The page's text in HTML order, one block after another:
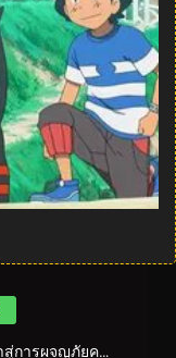
ตอนที่ 01 อโลล่าสู่การผจญภัยครั้งใหม่!